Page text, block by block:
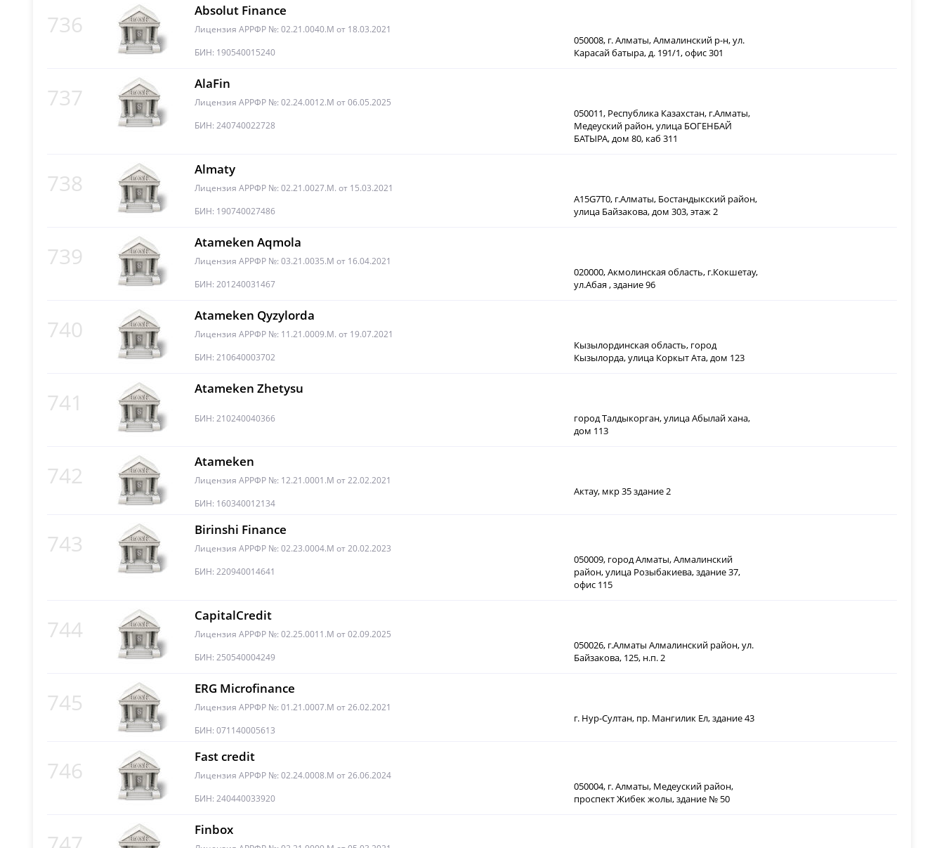
736 Absolut Finance
Лицензия АРРФР №: 02.21.0040.M от 18.03.2021
БИН: 190540015240
050008, г. Алматы, Алмалинский р-н, ул.
Карасай батыра, д. 191/1, офис 301
737 AlaFin
Лицензия АРРФР №: 02.24.0012.М от 06.05.2025
БИН: 240740022728
050011, Республика Казахстан, г.Алматы,
Медеуский район, улица БОГЕНБАЙ
БАТЫРА, дом 80, каб 311
738 Almaty
Лицензия АРРФР №: 02.21.0027.M. от 15.03.2021
БИН: 190740027486
A15G7T0, г.Алматы, Бостандыкский район,
улица Байзакова, дом 303, этаж 2
739 Atameken Aqmola
Лицензия АРРФР №: 03.21.0035.М от 16.04.2021
БИН: 201240031467
020000, Акмолинская область, г.Кокшетау,
ул.Абая , здание 96
740 Atameken Qyzylorda
Лицензия АРРФР №: 11.21.0009.М. от 19.07.2021
БИН: 210640003702
Кызылординская область, город
Кызылорда, улица Коркыт Ата, дом 123
741 Atameken Zhetysu
БИН: 210240040366
город Талдыкорган, улица Абылай хана,
дом 113
742 Atameken
Лицензия АРРФР №: 12.21.0001.М от 22.02.2021
БИН: 160340012134
Актау, мкр 35 здание 2
743 Birinshi Finance
Лицензия АРРФР №: 02.23.0004.M от 20.02.2023
БИН: 220940014641
050009, город Алматы, Алмалинский
район, улица Розыбакиева, здание 37,
офис 115
744 CapitalCredit
Лицензия АРРФР №: 02.25.0011.М от 02.09.2025
БИН: 250540004249
050026, г.Алматы Алмалинский район, ул.
Байзакова, 125, н.п. 2
745 ERG Microfinance
Лицензия АРРФР №: 01.21.0007.М от 26.02.2021
БИН: 071140005613
г. Нур-Султан, пр. Мангилик Ел, здание 43
746 Fast credit
Лицензия АРРФР №: 02.24.0008.М от 26.06.2024
БИН: 240440033920
050004, г. Алматы, Медеуский район,
проспект Жибек жолы, здание № 50
Finbox